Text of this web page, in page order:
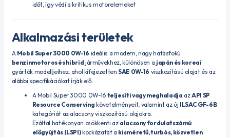
időt, így védi a kritikus motorelemeket
Alkalmazási területek
A Mobil Super 3000 0W-16 ideális a modern, nagy hatásfokú
benzinmotoros és hibrid járművekhez, különösen a japán és koreai
gyártók modelljeihez, ahol kifejezettenSAE 0W-16 viszkozitású olajat és az
alábbi specifikációkat írják elő.
A Mobil Super 3000 0W-16 teljesíti vagy meghaladja azAPI SP
Resource Conserving követelményeit, valamint az új ILSAC GF-6B
kategóriát az alacsony viszkozitású olajokra.
Ezáltal hatékonyan csökkenti az alacsony fordulatszámú
előgyújtás (LSPI)kockázatát a kisméretű, turbós, közvetlen